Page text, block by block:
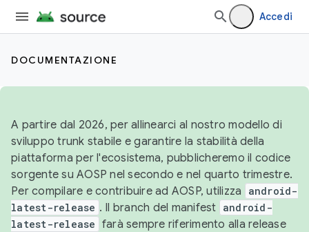
Accedi
DOCUMENTAZIONE
A partire dal 2026, per allinearci al nostro modello di
sviluppo trunk stabile e garantire la stabilità della
piattaforma per l'ecosistema, pubblicheremo il codice
sorgente su AOSP nel secondo e nel quarto trimestre.
Per compilare e contribuire ad AOSP, utilizza
android-
latest-release . Il branch del manifest android-
latest-release farà sempre riferimento alla release